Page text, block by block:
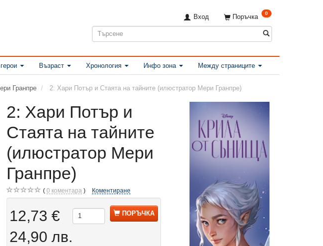
Поръчка 0
Вход
Възраст Хронология Инфо зона Между страниците
Гранпре 2: Хари Потър и Стаята на тайните (илюстратор Мери Гранпре)
2: Хари Потър и
Стаята на тайните
(илюстратор Мери
Гранпре)
0 коментара Коментиране
12,73 €
24,90 лв.
ПОРЪЧКА